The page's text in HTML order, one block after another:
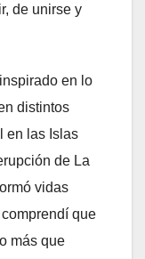
de unirse y
en lo
distintos
en las Islas
de La
vidas
que
más que